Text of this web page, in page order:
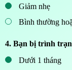
Giảm nhẹ
Bình thường
4. Bạn bị trình
Dưới 1 tháng